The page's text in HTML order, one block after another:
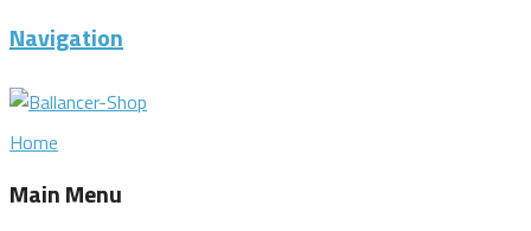
Navigation
Home
Main Menu